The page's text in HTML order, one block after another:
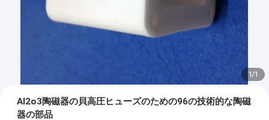
1/1
Al2o3陶磁器の貝高圧ヒューズのための96の技術的な陶磁
器の部品